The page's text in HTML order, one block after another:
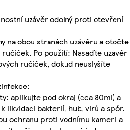
uzávěr odolný proti otevření
na obou stranách uzávěru a otočte
Po použití: Nasaďte uzávěr
ručiček, dokud neuslyšíte
aplikujte pod okraj (cca 80ml) a
likvidaci bakterií, hub, virů a spór.
ochranu proti vodnímu kameni a